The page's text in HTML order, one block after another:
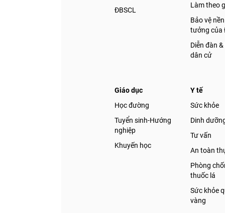
ĐBSCL
Làm theo
Bảo vệ
tưởng của
Diễn đàn
dân cử
Giáo dục
Học đường
Tuyển sinh-Hướng
nghiệp
Khuyến học
Y tế
Sức khỏe
Dinh
Tư vấn
An toàn
Phòng
thuốc lá
Sức khỏe
vàng